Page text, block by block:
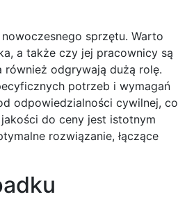
sprzętu. Warto
a także czy jej pracownicy są
odgrywają dużą rolę.
potrzeb i wymagań
odpowiedzialności cywilnej, co
do ceny jest istotnym
rozwiązanie, łączące